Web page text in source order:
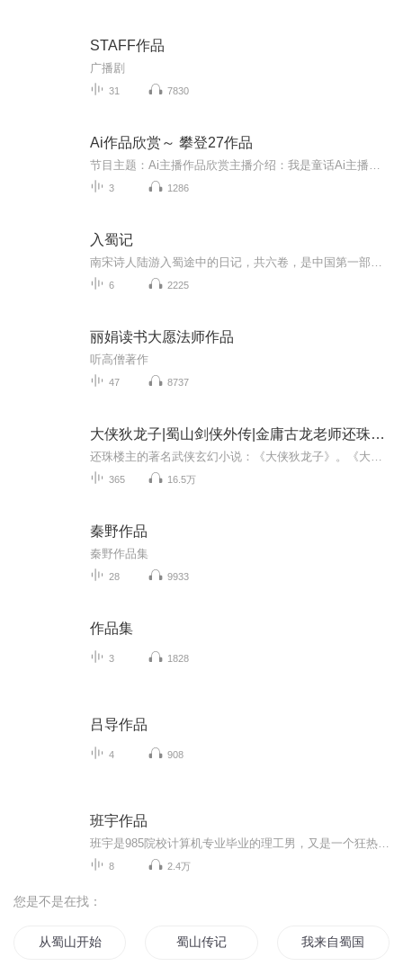
STAFF作品
广播剧
31 7830
Ai作品欣赏～ 攀登27作品
3 1286
入蜀记
6 2225
丽娟读书大愿法师作品
听高僧著作
47 8737
大侠狄龙子|蜀山剑侠外传|金庸古龙老师还珠楼主作品
365 16.5万
秦野作品
秦野作品集
28 9933
作品集
3 1828
吕导作品
4 908
班宇作品
8 2.4万
您是不是在找：
从蜀山开始修仙 蜀山传记 我来自蜀国